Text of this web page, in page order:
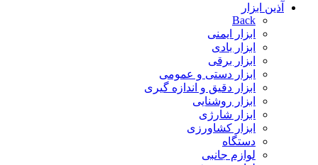
آذین ابزار
Back
ابزار ایمنی
ابزار بادی
ابزار برقی
ابزار دستی و عمومی
ابزار دقیق و اندازه گیری
ابزار روشنایی
ابزار شارژی
ابزار کشاورزی
دستگاه
لوازم جانبی